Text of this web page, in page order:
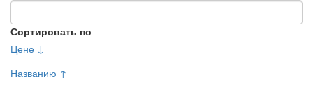
Сортировать по
Цене ↓
Названию ↑